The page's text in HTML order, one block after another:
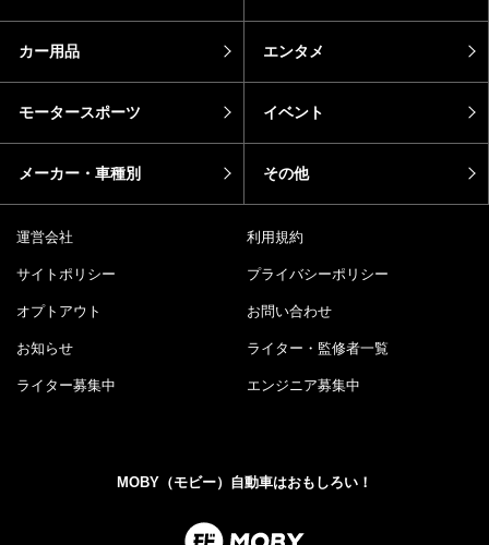
カー用品 エンタメ
モータースポーツ イベント
メーカー・車種別 その他
運営会社 利用規約
サイトポリシー プライバシーポリシー
オプトアウト お問い合わせ
お知らせ ライター・監修者一覧
ライター募集中 エンジニア募集中
MOBY（モビー）自動車はおもしろい！